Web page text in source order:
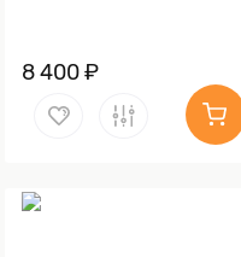
Обработка клинка
Stonewash)
8 400 ₽